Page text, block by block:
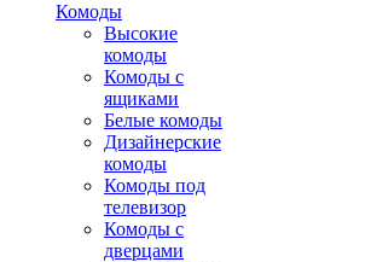
Комоды
Высокие
комоды
Комоды с
ящиками
Белые комоды
Дизайнерские
комоды
Комоды под
телевизор
Комоды с
дверцами